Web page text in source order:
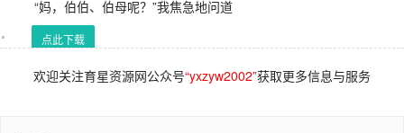
“妈，伯伯、伯母呢？”我焦急地问道
点此下载
欢迎关注育星资源网公众号“yxzyw2002”获取更多信息与服务